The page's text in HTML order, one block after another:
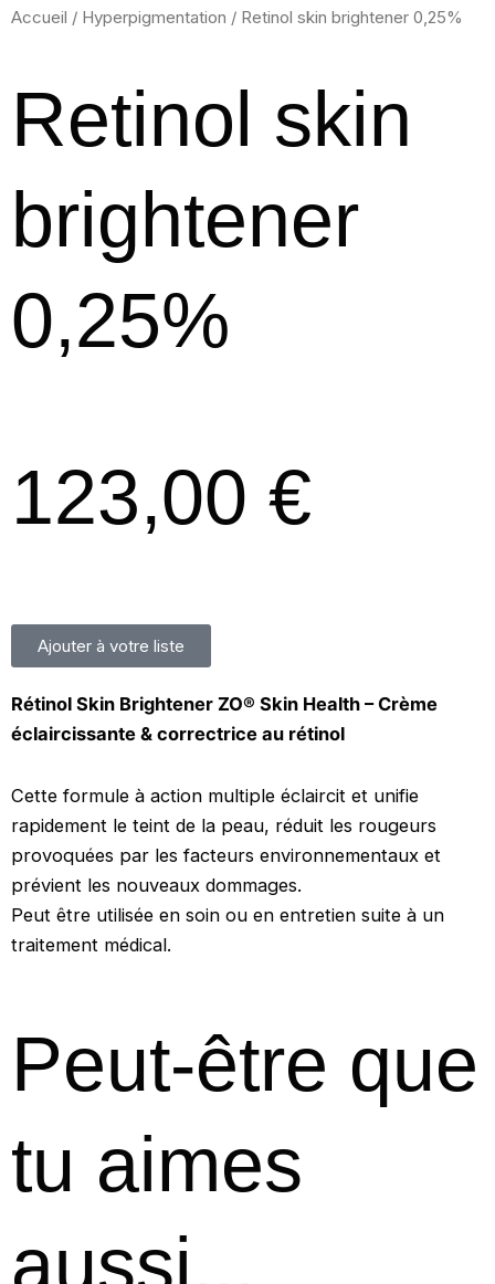
Accueil / Hyperpigmentation / Retinol skin brightener 0,25%
Retinol skin
brightener
0,25%
123,00 €
Ajouter à votre liste
Rétinol Skin Brightener ZO® Skin Health – Crème
éclaircissante & correctrice au rétinol
Cette formule à action multiple éclaircit et unifie
rapidement le teint de la peau, réduit les rougeurs
provoquées par les facteurs environnementaux et
prévient les nouveaux dommages.
Peut être utilisée en soin ou en entretien suite à un
traitement médical.
Peut-être que
tu aimes
aussi...